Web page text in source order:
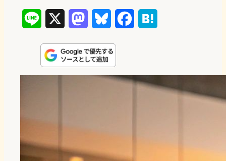
n
e
s
t
n
u
e
e
e